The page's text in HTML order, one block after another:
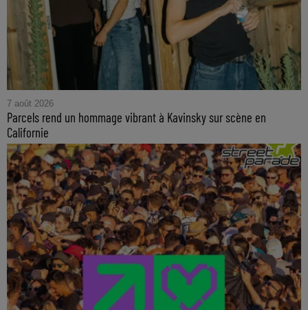
7 août 2026
Parcels rend un hommage vibrant à Kavinsky sur scène en
Californie